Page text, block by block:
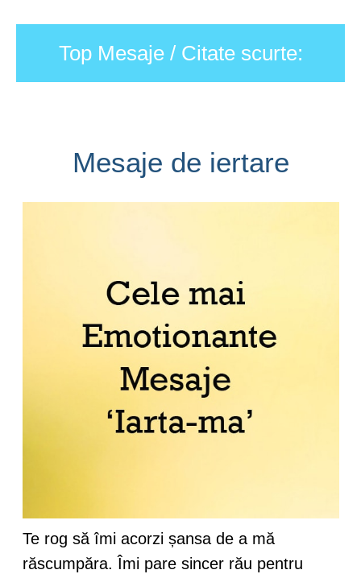
Top Mesaje / Citate scurte:
Mesaje de iertare
Te rog să îmi acorzi șansa de a mă
răscumpăra. Îmi pare sincer rău pentru